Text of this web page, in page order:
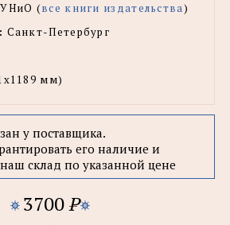
УНиО (все книги издательства)
Санкт-Петербург
мм)
у поставщика.
его наличие и
склад по указанной цене
3700P